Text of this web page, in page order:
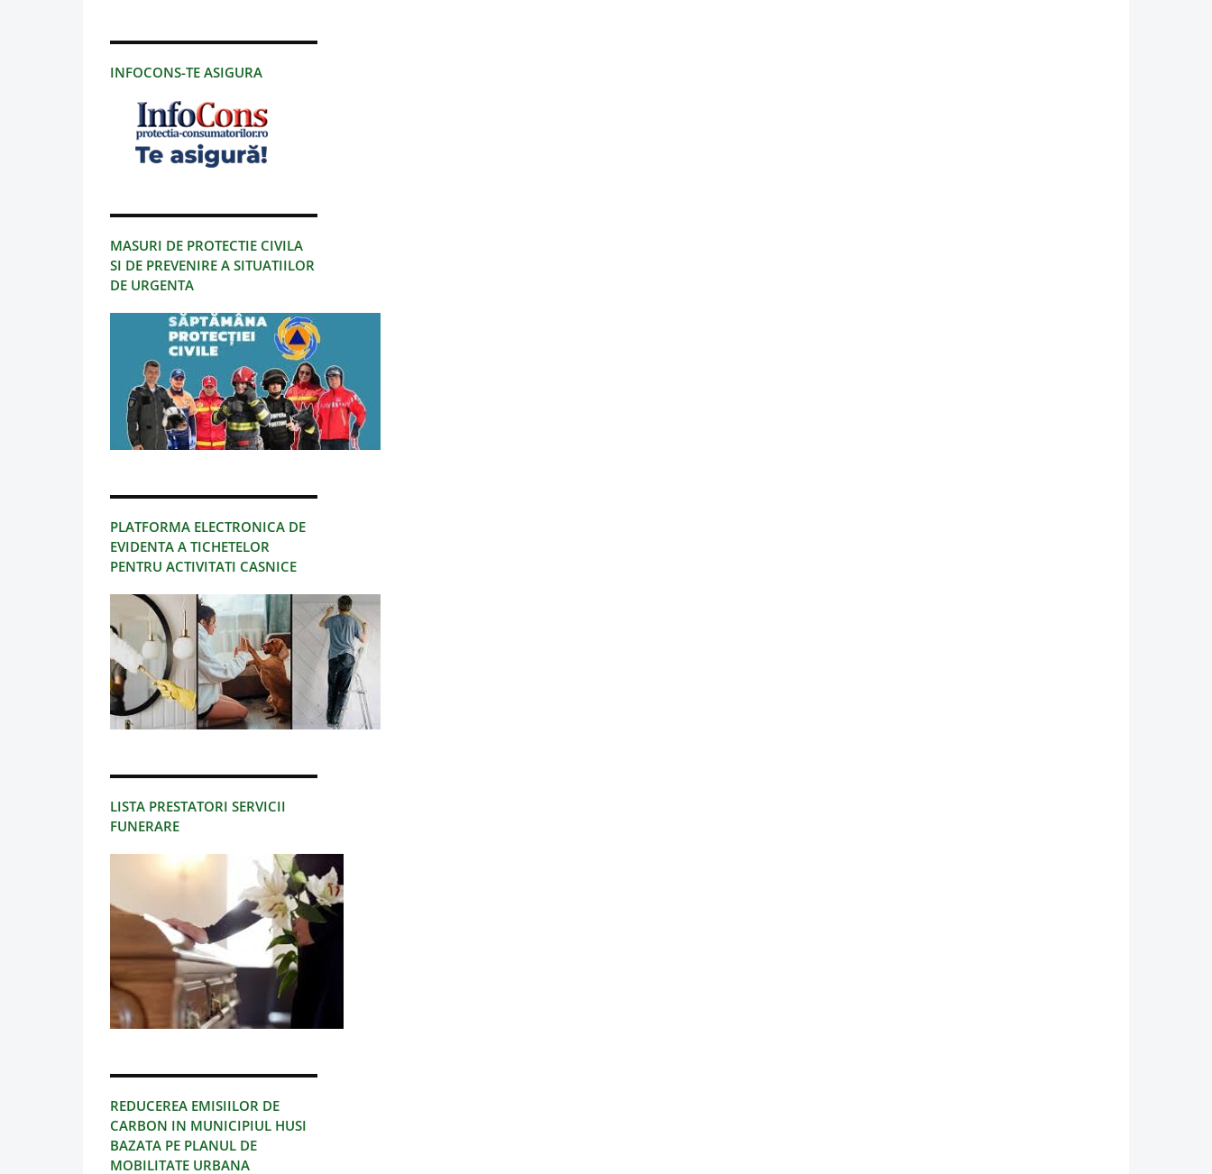
INFOCONS-TE ASIGURA
MASURI DE PROTECTIE CIVILA
SI DE PREVENIRE A SITUATIILOR
DE URGENTA
PLATFORMA ELECTRONICA DE
EVIDENTA A TICHETELOR
PENTRU ACTIVITATI CASNICE
LISTA PRESTATORI SERVICII
FUNERARE
REDUCEREA EMISIILOR DE
CARBON IN MUNICIPIUL HUSI
BAZATA PE PLANUL DE
MOBILITATE URBANA